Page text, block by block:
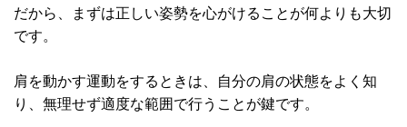
だから、まずは正しい姿勢を心がけることが何よりも大切
です。
肩を動かす運動をするときは、自分の肩の状態をよく知
り、無理せず適度な範囲で行うことが鍵です。